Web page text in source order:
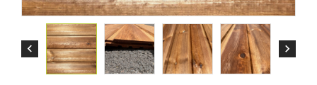
 